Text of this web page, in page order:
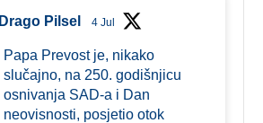
Drago Pilsel 4 Jul
Papa Prevost je, nikako
slučajno, na 250. godišnjicu
osnivanja SAD-a i Dan
neovisnosti, posjetio otok